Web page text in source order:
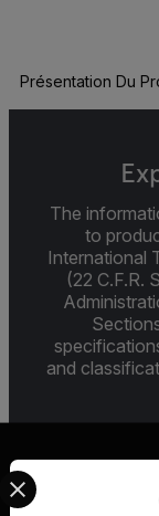
Présentation Du
The
to
International
(22 C.F.R.
and
Select your